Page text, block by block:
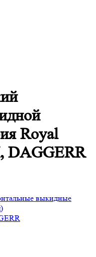
Royal
DAGGERR
выкидные